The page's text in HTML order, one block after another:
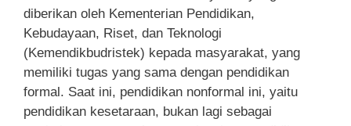
diberikan oleh Kementerian Pendidikan,
Kebudayaan, Riset, dan Teknologi
(Kemendikbudristek) kepada masyarakat, yang
memiliki tugas yang sama dengan pendidikan
formal. Saat ini, pendidikan nonformal ini, yaitu
pendidikan kesetaraan, bukan lagi sebagai